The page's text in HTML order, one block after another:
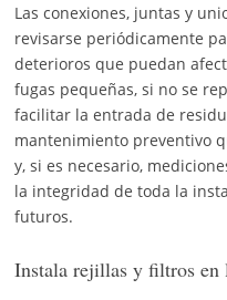
Las conexiones, juntas y
revisarse periódicamente
deterioros que puedan
fugas pequeñas, si no se
facilitar la entrada de
mantenimiento preventivo
y, si es necesario,
la integridad de toda la
futuros.
Instala rejillas y filtros en